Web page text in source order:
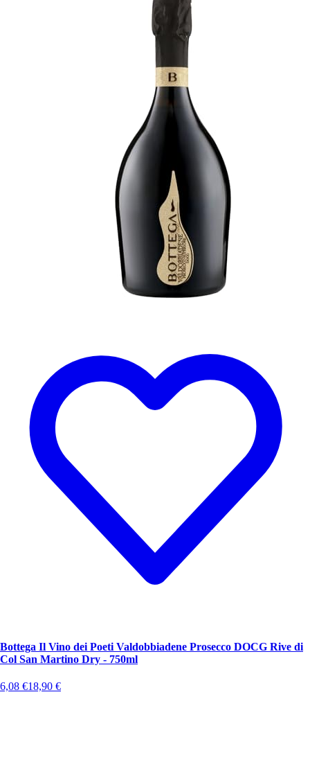
Bottega Il Vino dei Poeti Valdobbiadene Prosecco DOCG Rive di
Col San Martino Dry - 750ml
6,08€18,90€